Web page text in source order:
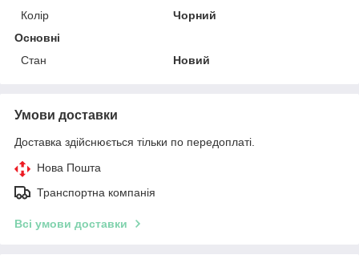
Колір
Чорний
Основні
Стан
Новий
Умови доставки
Доставка здійснюється тільки по передоплаті.
Нова Пошта
Транспортна компанія
Всі умови доставки